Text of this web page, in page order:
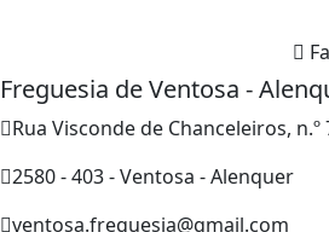
Freguesia de Ventosa -
Rua Visconde de Chanceleiros, n.º
2580 - 403 - Ventosa - Alenquer
ventosa.freguesia@gmail.com